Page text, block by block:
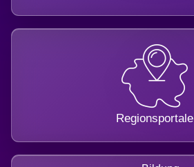
Regionsportale